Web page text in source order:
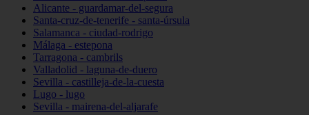
Alicante - guardamar-del-segura
Santa-cruz-de-tenerife - santa-úrsula
Salamanca - ciudad-rodrigo
Málaga - estepona
Tarragona - cambrils
Valladolid - laguna-de-duero
Sevilla - castilleja-de-la-cuesta
Lugo - lugo
Sevilla - mairena-del-aljarafe